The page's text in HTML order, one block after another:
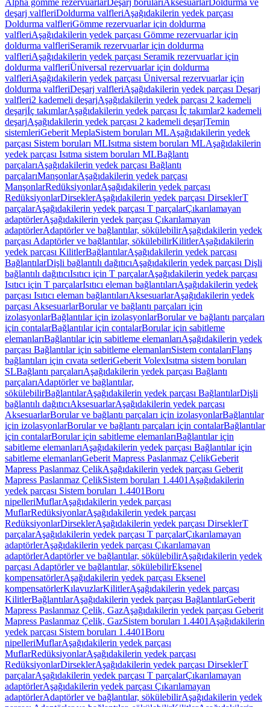
Alpha gömme rezervuarlarDeşarj borularıAksesuarlarDoldurma ve
deşarj valfleriDoldurma valfleriAşağıdakilerin yedek parçası
Doldurma valfleriGömme rezervuarlar için doldurma
valfleriAşağıdakilerin yedek parçası Gömme rezervuarlar için
doldurma valfleriSeramik rezervuarlar için doldurma
valfleriAşağıdakilerin yedek parçası Seramik rezervuarlar için
doldurma valfleriÜniversal rezervuarlar için doldurma
valfleriAşağıdakilerin yedek parçası Üniversal rezervuarlar için
doldurma valfleriDeşarj valfleriAşağıdakilerin yedek parçası Deşarj
valfleri2 kademeli deşarjAşağıdakilerin yedek parçası 2 kademeli
deşarjİç takımlarAşağıdakilerin yedek parçası İç takımlar2 kademeli
deşarjAşağıdakilerin yedek parçası 2 kademeli deşarjTemin
sistemleriGeberit MeplaSistem boruları MLAşağıdakilerin yedek
parçası Sistem boruları MLIsıtma sistem boruları MLAşağıdakilerin
yedek parçası Isıtma sistem boruları MLBağlantı
parçalarıAşağıdakilerin yedek parçası Bağlantı
parçalarıManşonlarAşağıdakilerin yedek parçası
ManşonlarRedüksiyonlarAşağıdakilerin yedek parçası
RedüksiyonlarDirseklerAşağıdakilerin yedek parçası DirseklerT
parçalarAşağıdakilerin yedek parçası T parçalarÇıkarılamayan
adaptörlerAşağıdakilerin yedek parçası Çıkarılamayan
adaptörlerAdaptörler ve bağlantılar, sökülebilirAşağıdakilerin yedek
parçası Adaptörler ve bağlantılar, sökülebilirKilitlerAşağıdakilerin
yedek parçası KilitlerBağlantılarAşağıdakilerin yedek parçası
BağlantılarDişli bağlantılı dağıtıcıAşağıdakilerin yedek parçası Dişli
bağlantılı dağıtıcıIsıtıcı için T parçalarAşağıdakilerin yedek parçası
Isıtıcı için T parçalarIsıtıcı eleman bağlantılarıAşağıdakilerin yedek
parçası Isıtıcı eleman bağlantılarıAksesuarlarAşağıdakilerin yedek
parçası AksesuarlarBorular ve bağlantı parçaları için
izolasyonlarBağlantılar için izolasyonlarBorular ve bağlantı parçaları
için contalarBağlantılar için contalarBorular için sabitleme
elemanlarıBağlantılar için sabitleme elemanlarıAşağıdakilerin yedek
parçası Bağlantılar için sabitleme elemanlarıSistem contalarıFlanş
bağlantıları için cıvata setleriGeberit VolexIsıtma sistem boruları
SLBağlantı parçalarıAşağıdakilerin yedek parçası Bağlantı
parçalarıAdaptörler ve bağlantılar,
sökülebilirBağlantılarAşağıdakilerin yedek parçası BağlantılarDişli
bağlantılı dağıtıcıAksesuarlarAşağıdakilerin yedek parçası
AksesuarlarBorular ve bağlantı parçaları için izolasyonlarBağlantılar
için izolasyonlarBorular ve bağlantı parçaları için contalarBağlantılar
için contalarBorular için sabitleme elemanlarıBağlantılar için
sabitleme elemanlarıAşağıdakilerin yedek parçası Bağlantılar için
sabitleme elemanlarıGeberit Mapress Paslanmaz ÇelikGeberit
Mapress Paslanmaz ÇelikAşağıdakilerin yedek parçası Geberit
Mapress Paslanmaz ÇelikSistem boruları 1.4401 Aşağıdakilerin
yedek parçası Sistem boruları 1.4401Boru
nipelleriMuflarAşağıdakilerin yedek parçası
MuflarRedüksiyonlarAşağıdakilerin yedek parçası
RedüksiyonlarDirseklerAşağıdakilerin yedek parçası DirseklerT
parçalarAşağıdakilerin yedek parçası T parçalarÇıkarılamayan
adaptörlerAşağıdakilerin yedek parçası Çıkarılamayan
adaptörlerAdaptörler ve bağlantılar, sökülebilirAşağıdakilerin yedek
parçası Adaptörler ve bağlantılar, sökülebilirEksenel
kompensatörlerAşağıdakilerin yedek parçası Eksenel
kompensatörlerKılavuzlarKilitlerAşağıdakilerin yedek parçası
KilitlerBağlantılarAşağıdakilerin yedek parçası BağlantılarGeberit
Mapress Paslanmaz Çelik, GazAşağıdakilerin yedek parçası Geberit
Mapress Paslanmaz Çelik, GazSistem boruları 1.4401 Aşağıdakilerin
yedek parçası Sistem boruları 1.4401Boru
nipelleriMuflarAşağıdakilerin yedek parçası
MuflarRedüksiyonlarAşağıdakilerin yedek parçası
RedüksiyonlarDirseklerAşağıdakilerin yedek parçası DirseklerT
parçalarAşağıdakilerin yedek parçası T parçalarÇıkarılamayan
adaptörlerAşağıdakilerin yedek parçası Çıkarılamayan
adaptörlerAdaptörler ve bağlantılar, sökülebilirAşağıdakilerin yedek